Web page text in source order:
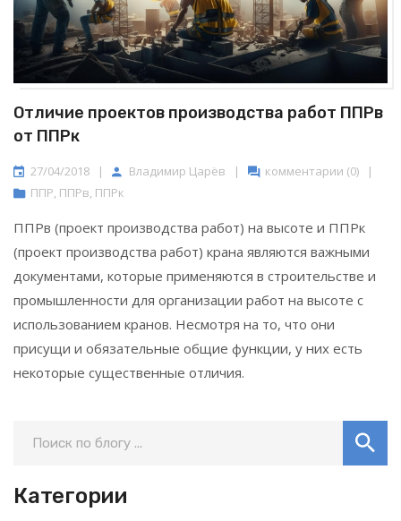
Отличие проектов производства работ ППРв
от ППРк
27/04/2018 | Владимир Царёв | комментарии (0)
|
ППР ППРв ППРк
ППРв (проект производства работ) на высоте и ППРк
(проект производства работ) крана являются важными
документами, которые применяются в строительстве и
промышленности для организации работ на высоте с
использованием кранов. Несмотря на то, что они
присущи и обязательные общие функции, у них есть
некоторые существенные отличия.
Категории